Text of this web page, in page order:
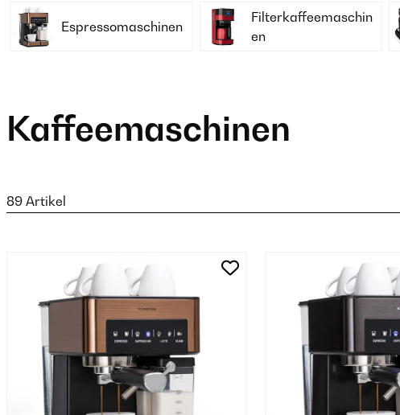
Espressomaschinen
Filterkaffeemaschin
en
Kaffeemaschinen
89 Artikel